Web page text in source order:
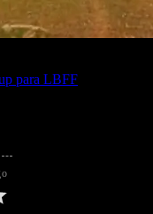
para LBFF